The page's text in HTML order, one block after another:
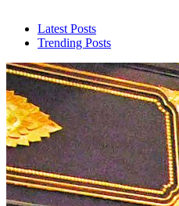
Latest Posts
Trending Posts